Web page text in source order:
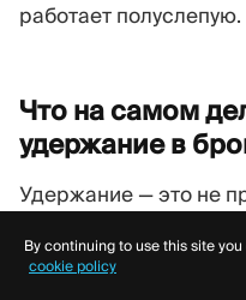
работает полуслепую.
Что на самом
удержание в
Удержание — это не
Содержание
By continuing to use this site
cookie policy